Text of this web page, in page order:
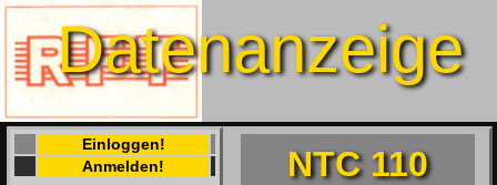
Datenanzeige
Einloggen!
Anmelden!
NTC 110